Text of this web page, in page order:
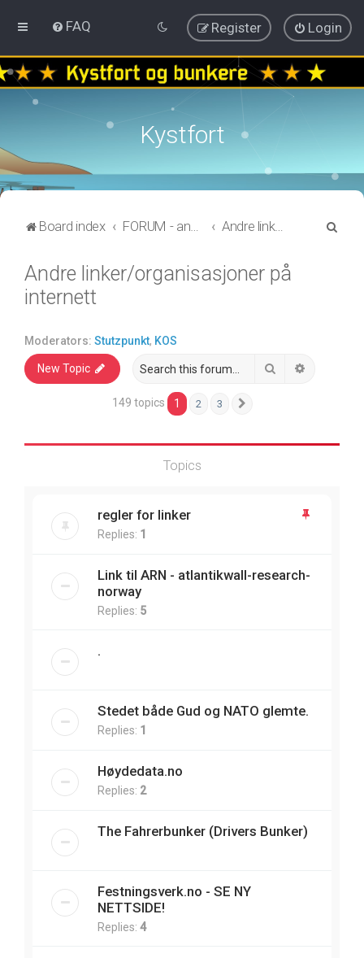
FAQ Login
Register
Kystfort
Board index FORUM - annen informasjon Andre linker/organisasjoner på internett
Andre linker/organisasjoner på
internett
Moderators: Stutzpunkt, KOS
New Topic Search
149 topics 1 2 3
Topics
regler for linker
Replies: 1
Link til ARN - atlantikwall-research-
norway
Replies: 5
.
Stedet både Gud og NATO glemte.
Replies: 1
Høydedata.no
Replies: 2
The Fahrerbunker (Drivers Bunker)
Festningsverk.no - SE NY
NETTSIDE!
Replies: 4